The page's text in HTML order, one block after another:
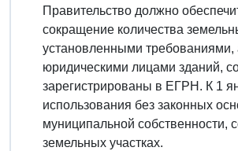
Правительство должно
сокращение количества
установленными требованиями,
юридическими лицами зданий,
зарегистрированы в ЕГРН. К 1
использования без законных
муниципальной собственности,
земельных участках.